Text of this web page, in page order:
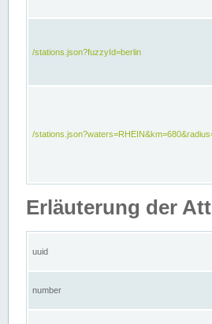
/stations.json?fuzzyId=berlin
/
Erläuterung der
uuid
number